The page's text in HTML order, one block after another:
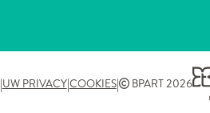
|UW PRIVACY|COOKIES| BPART 2026